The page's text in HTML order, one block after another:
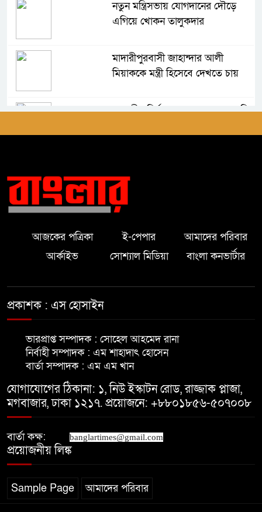
নতুন মন্ত্রিসভায় যোগদানের দৌড়ে
এগিয়ে খোকন তালুকদার
মাদারীপুরবাসী জাহান্দার আলী
মিয়াককে মন্ত্রী হিসেবে দেখতে চায়
আগামীর নির্বাচন সহজ হবে না-এমপি
সহায়তা প্রদান করলেন এমপি হেলেন
জেরিন
উদ্বোধন অনুষ্ঠিত।
অভিযোগ
প্রচার-প্রচারণা বৃদ্ধির লক্ষে মতবিনিময়
আপনারা বাংলাদেশের পতাকাবাহী
একএকজন এম্বাসেডর মাদারীপুরে-
নৌপ্রতিমন্ত্রী
আজকের পত্রিকা ই-পেপার
আমাদের পরিবার
আর্কাইভ
সোশ্যাল মিডিয়া বাংলা কনভার্টার
প্রকাশক : এস হোসাইন
ভারপ্রাপ্ত সম্পাদক : সোহেল আহমেদ রানা
নির্বাহী সম্পাদক : এম শাহাদাৎ হোসেন
বার্তা সম্পাদক : এম এম খান
যোগাযোগের ঠিকানা: ১, নিউ ইস্কাটন রোড, রাজ্জাক প্লাজা,
মগবাজার, ঢাকা ১২১৭. প্রয়োজনে: +৮৮০১৮৫৬-৫০৭০০৮
বার্তা কক্ষ: banglartimes@gmail.com
প্রয়োজনীয় লিঙ্ক
Sample Page আমাদের পরিবার